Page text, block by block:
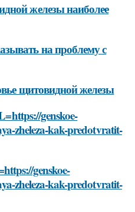
железы наиболее
на проблему с
щитовидной железы
genskoe-
zheleza-kak-predotvratit-
genskoe-
zheleza-kak-predotvratit-